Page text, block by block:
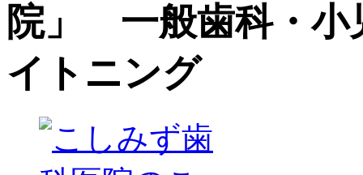
院」 一般歯科・小
イトニング